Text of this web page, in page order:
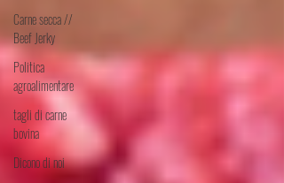
Carne secca //
Beef Jerky
Politica
agroalimentare
tagli di carne
bovina
Dicono di noi